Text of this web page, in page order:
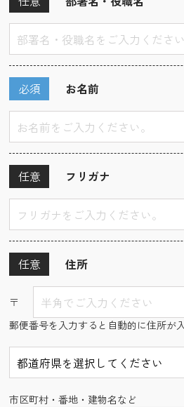
お名前
必須
フリガナ
任意
住所
任意
〒
郵便番号を入力すると自動的に住所が
市区町村・番地・建物名など